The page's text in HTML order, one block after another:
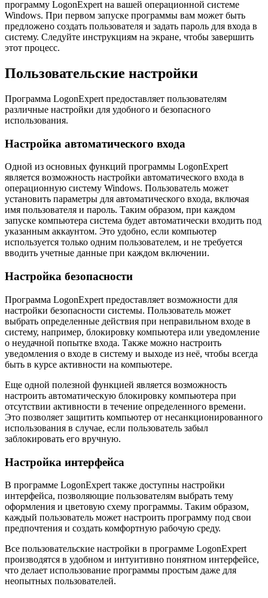
программу LogonExpert на вашей операционной системе
Windows. При первом запуске программы вам может быть
предложено создать пользователя и задать пароль для входа в
систему. Следуйте инструкциям на экране, чтобы завершить
этот процесс.
Пользовательские настройки
Программа LogonExpert предоставляет пользователям
различные настройки для удобного и безопасного
использования.
Настройка автоматического входа
Одной из основных функций программы LogonExpert
является возможность настройки автоматического входа в
операционную систему Windows. Пользователь может
установить параметры для автоматического входа, включая
имя пользователя и пароль. Таким образом, при каждом
запуске компьютера система будет автоматически входить под
указанным аккаунтом. Это удобно, если компьютер
используется только одним пользователем, и не требуется
вводить учетные данные при каждом включении.
Настройка безопасности
Программа LogonExpert предоставляет возможности для
настройки безопасности системы. Пользователь может
выбрать определенные действия при неправильном входе в
систему, например, блокировку компьютера или уведомление
о неудачной попытке входа. Также можно настроить
уведомления о входе в систему и выходе из неё, чтобы всегда
быть в курсе активности на компьютере.
Еще одной полезной функцией является возможность
настроить автоматическую блокировку компьютера при
отсутствии активности в течение определенного времени.
Это позволяет защитить компьютер от несанкционированного
использования в случае, если пользователь забыл
заблокировать его вручную.
Настройка интерфейса
В программе LogonExpert также доступны настройки
интерфейса, позволяющие пользователям выбрать тему
оформления и цветовую схему программы. Таким образом,
каждый пользователь может настроить программу под свои
предпочтения и создать комфортную рабочую среду.
Все пользовательские настройки в программе LogonExpert
производятся в удобном и интуитивно понятном интерфейсе,
что делает использование программы простым даже для
неопытных пользователей.